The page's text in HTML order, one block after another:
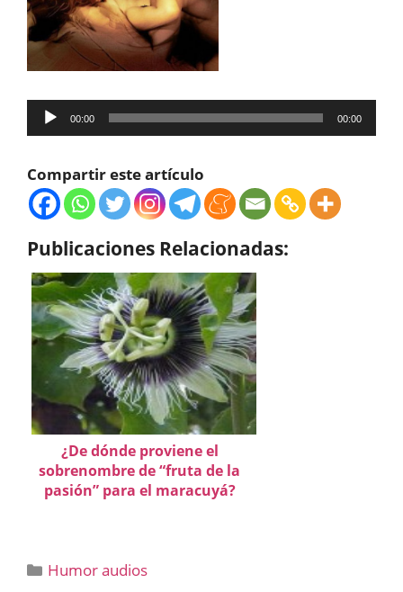
Reproductor
de
00:00 00:00
Compartir este artículo
Publicaciones Relacionadas:
¿De dónde proviene el
sobrenombre de “fruta de la
pasión” para el maracuyá?
Categorías
Humor audios